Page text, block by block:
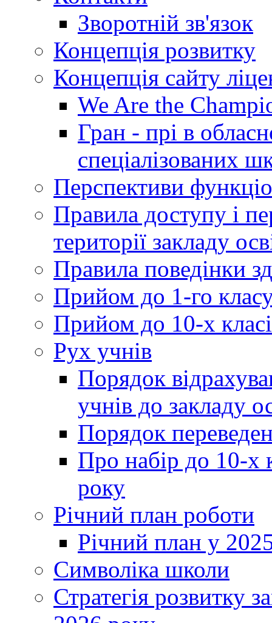
Зворотній зв'язок
Концепція розвитку
Концепція сайту
We Are the
Гран - прі в
спеціалізованих
Перспективи
Правила доступу і
території закладу
Правила поведінки
Прийом до 1-го
Прийом до 10-х
Рух учнів
Порядок
учнів до закладу
Порядок
Про набір до 10-х
року
Річний план роботи
Річний план у
Символіка школи
Стратегія розвитку